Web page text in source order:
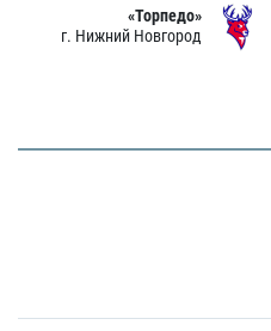
«Торпедо»
г. Нижний Новгород